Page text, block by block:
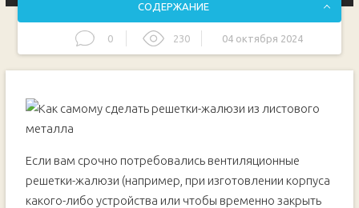
СОДЕРЖАНИЕ
0 230 04 октября 2024
Если вам срочно потребовались вентиляционные
решетки-жалюзи (например, при изготовлении корпуса
какого-либо устройства или чтобы временно закрыть